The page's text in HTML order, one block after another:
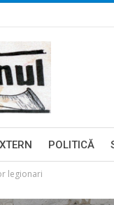
POLITICĂ
legionari